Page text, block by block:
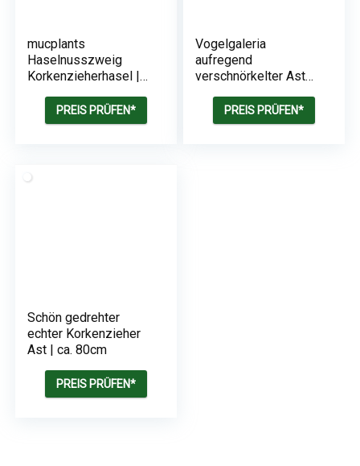
mucplants
Haselnusszweig
Korkenzieherhasel |
ZweigPREIS PRÜFEN*
Vogelgaleria
aufregend
verschnörkelter Ast
Korkenzieherhasel |
ca. 80cm – 100cm
PREIS PRÜFEN*
Schön gedrehter
echter Korkenzieher
Ast | ca. 80cm
PREIS PRÜFEN*